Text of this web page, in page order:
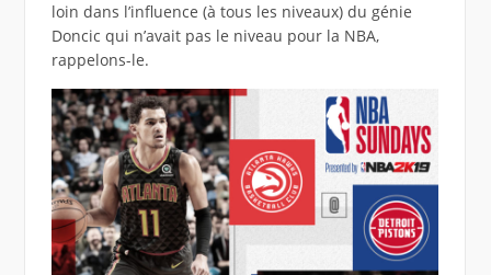
loin dans l’influence (à tous les niveaux) du génie
Doncic qui n’avait pas le niveau pour la NBA,
rappelons-le.